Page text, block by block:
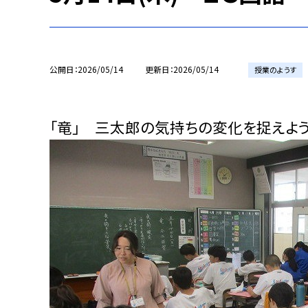
公開日 2026/05/14 更新日 2026/05/14 授業のようす
「竜」 三太郎の気持ちの変化を捉えよ